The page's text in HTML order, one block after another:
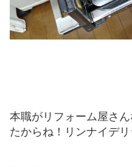
本職がリフォーム屋さ
たからね！リンナイデリ